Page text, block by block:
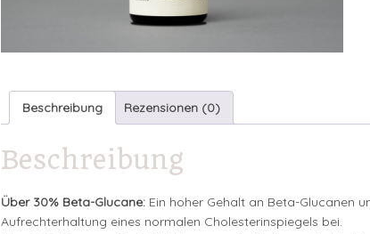
Beschreibung Rezensionen (0)
Beschreibung
Über 30% Beta-Glucane: Ein hoher Gehalt an Beta-Glucanen
Aufrechterhaltung eines normalen Cholesterinspiegels bei.